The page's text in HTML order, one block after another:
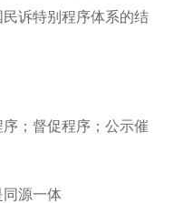
诉特别程序体系的结
；督促程序；公示催
源一体